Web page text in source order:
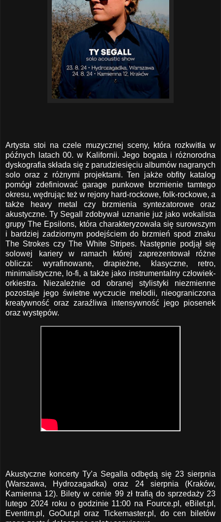
Artysta stoi na czele muzycznej sceny, która rozkwitła w
późnych latach 00. w Kalifornii. Jego bogata i różnorodna
dyskografia składa się z parudziesięciu albumów nagranych
solo oraz z różnymi projektami. Ten jakże obfity katalog
pomógł zdefiniować garage punkowe brzmienie tamtego
okresu, wędrując też w rejony hard-rockowe, folk-rockowe, a
także heavy metal czy brzmienia syntezatorowe oraz
akustyczne. Ty Segall zdobywał uznanie już jako wokalista
grupy The Epsilons, która charakteryzowała się surowszym
i bardziej zadziornym podejściem do brzmień spod znaku
The Strokes czy The White Stripes. Następnie podjął się
solowej kariery w ramach której zaprezentował różne
oblicza: wyrafinowane, drapieżne, klasyczne, retro,
minimalistyczne, lo-fi, a także jako instrumentalny człowiek-
orkiestra. Niezależnie od obranej stylistyki niezmienne
pozostaje jego świetne wyczucie melodii, nieograniczona
kreatywność oraz zaraźliwa intensywność jego piosenek
oraz występów.
Akustyczne koncerty Ty’a Segalla odbędą się 23 sierpnia
(Warszawa, Hydrozagadka) oraz 24 sierpnia (Kraków,
Kamienna 12). Bilety w cenie 99 zł trafią do sprzedaży 23
lutego 2024 roku o godzinie 11:00 na Fource.pl, eBilet.pl,
Eventim.pl, GoOut.pl oraz Tickemaster.pl, do cen biletów